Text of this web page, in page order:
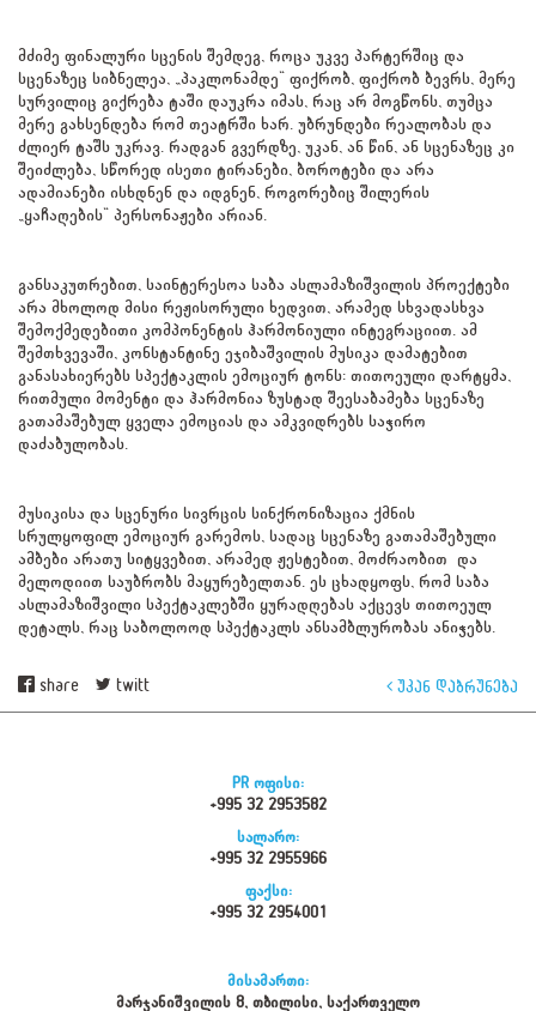
მძიმე ფინალური სცენის შემდეგ, როცა უკვე პარტერშიც და
სცენაზეც სიბნელეა, „პაკლონამდე“ ფიქრობ, ფიქრობ ბევრს, მერე
სურვილიც გიქრება ტაში დაუკრა იმას, რაც არ მოგწონს, თუმცა
მერე გახსენდება რომ თეატრში ხარ. უბრუნდები რეალობას და
ძლიერ ტაშს უკრავ. რადგან გვერდზე, უკან, ან წინ, ან სცენაზეც კი
შეიძლება, სწორედ ისეთი ტირანები, ბოროტები და არა
ადამიანები ისხდნენ და იდგნენ, როგორებიც შილერის
„ყაჩაღების“ პერსონაჟები არიან.
განსაკუთრებით, საინტერესოა საბა ასლამაზიშვილის პროექტები
არა მხოლოდ მისი რეჟისორული ხედვით, არამედ სხვადასხვა
შემოქმედებითი კომპონენტის ჰარმონიული ინტეგრაციით. ამ
შემთხვევაში, კონსტანტინე ეჯიბაშვილის მუსიკა დამატებით
განასახიერებს სპექტაკლის ემოციურ ტონს: თითოეული დარტყმა,
რითმული მომენტი და ჰარმონია ზუსტად შეესაბამება სცენაზე
გათამაშებულ ყველა ემოციას და ამკვიდრებს საჭირო
დაძაბულობას.
მუსიკისა და სცენური სივრცის სინქრონიზაცია ქმნის
სრულყოფილ ემოციურ გარემოს, სადაც სცენაზე გათამაშებული
ამბები არათუ სიტყვებით, არამედ ჟესტებით, მოძრაობით და
მელოდიით საუბრობს მაყურებელთან. ეს ცხადყოფს, რომ საბა
ასლამაზიშვილი სპექტაკლებში ყურადღებას აქცევს თითოეულ
დეტალს, რაც საბოლოოდ სპექტაკლს ანსამბლურობას ანიჭებს.
share twitt უკან დაბრუნება
PR ოფისი:
+995 32 2953582
სალარო:
+995 32 2955966
ფაქსი:
+995 32 2954001
მისამართი:
მარჯანიშვილის 8, თბილისი, საქართველო